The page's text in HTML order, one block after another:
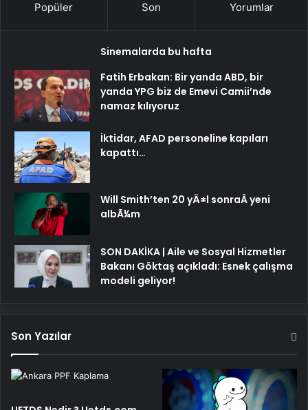
Popüler Son Yorumlar
Sinemalarda bu hafta
Fatih Erbakan: Bir yanda ABD, bir
yanda YPG biz de Emevi Camii’nde
namaz kılıyoruz
İktidar, AFAD personeline kapıları
kapattı…
Will Smith’ten 20 yÄ±l sonraÂ yeni
albÃ¼m
SON DAKİKA | Aile ve Sosyal Hizmetler
Bakanı Göktaş açıkladı: Esnek çalışma
modeli geliyor!
Son Yazılar